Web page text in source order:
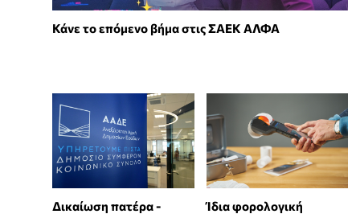
Κάνε το επόμενο βήμα στις ΣΑΕΚ ΑΛΦΑ
Δικαίωση πατέρα -
Ίδια φορολογική